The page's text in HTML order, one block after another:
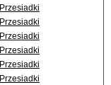
Przesiadki
Przesiadki
Przesiadki
Przesiadki
Przesiadki
Przesiadki